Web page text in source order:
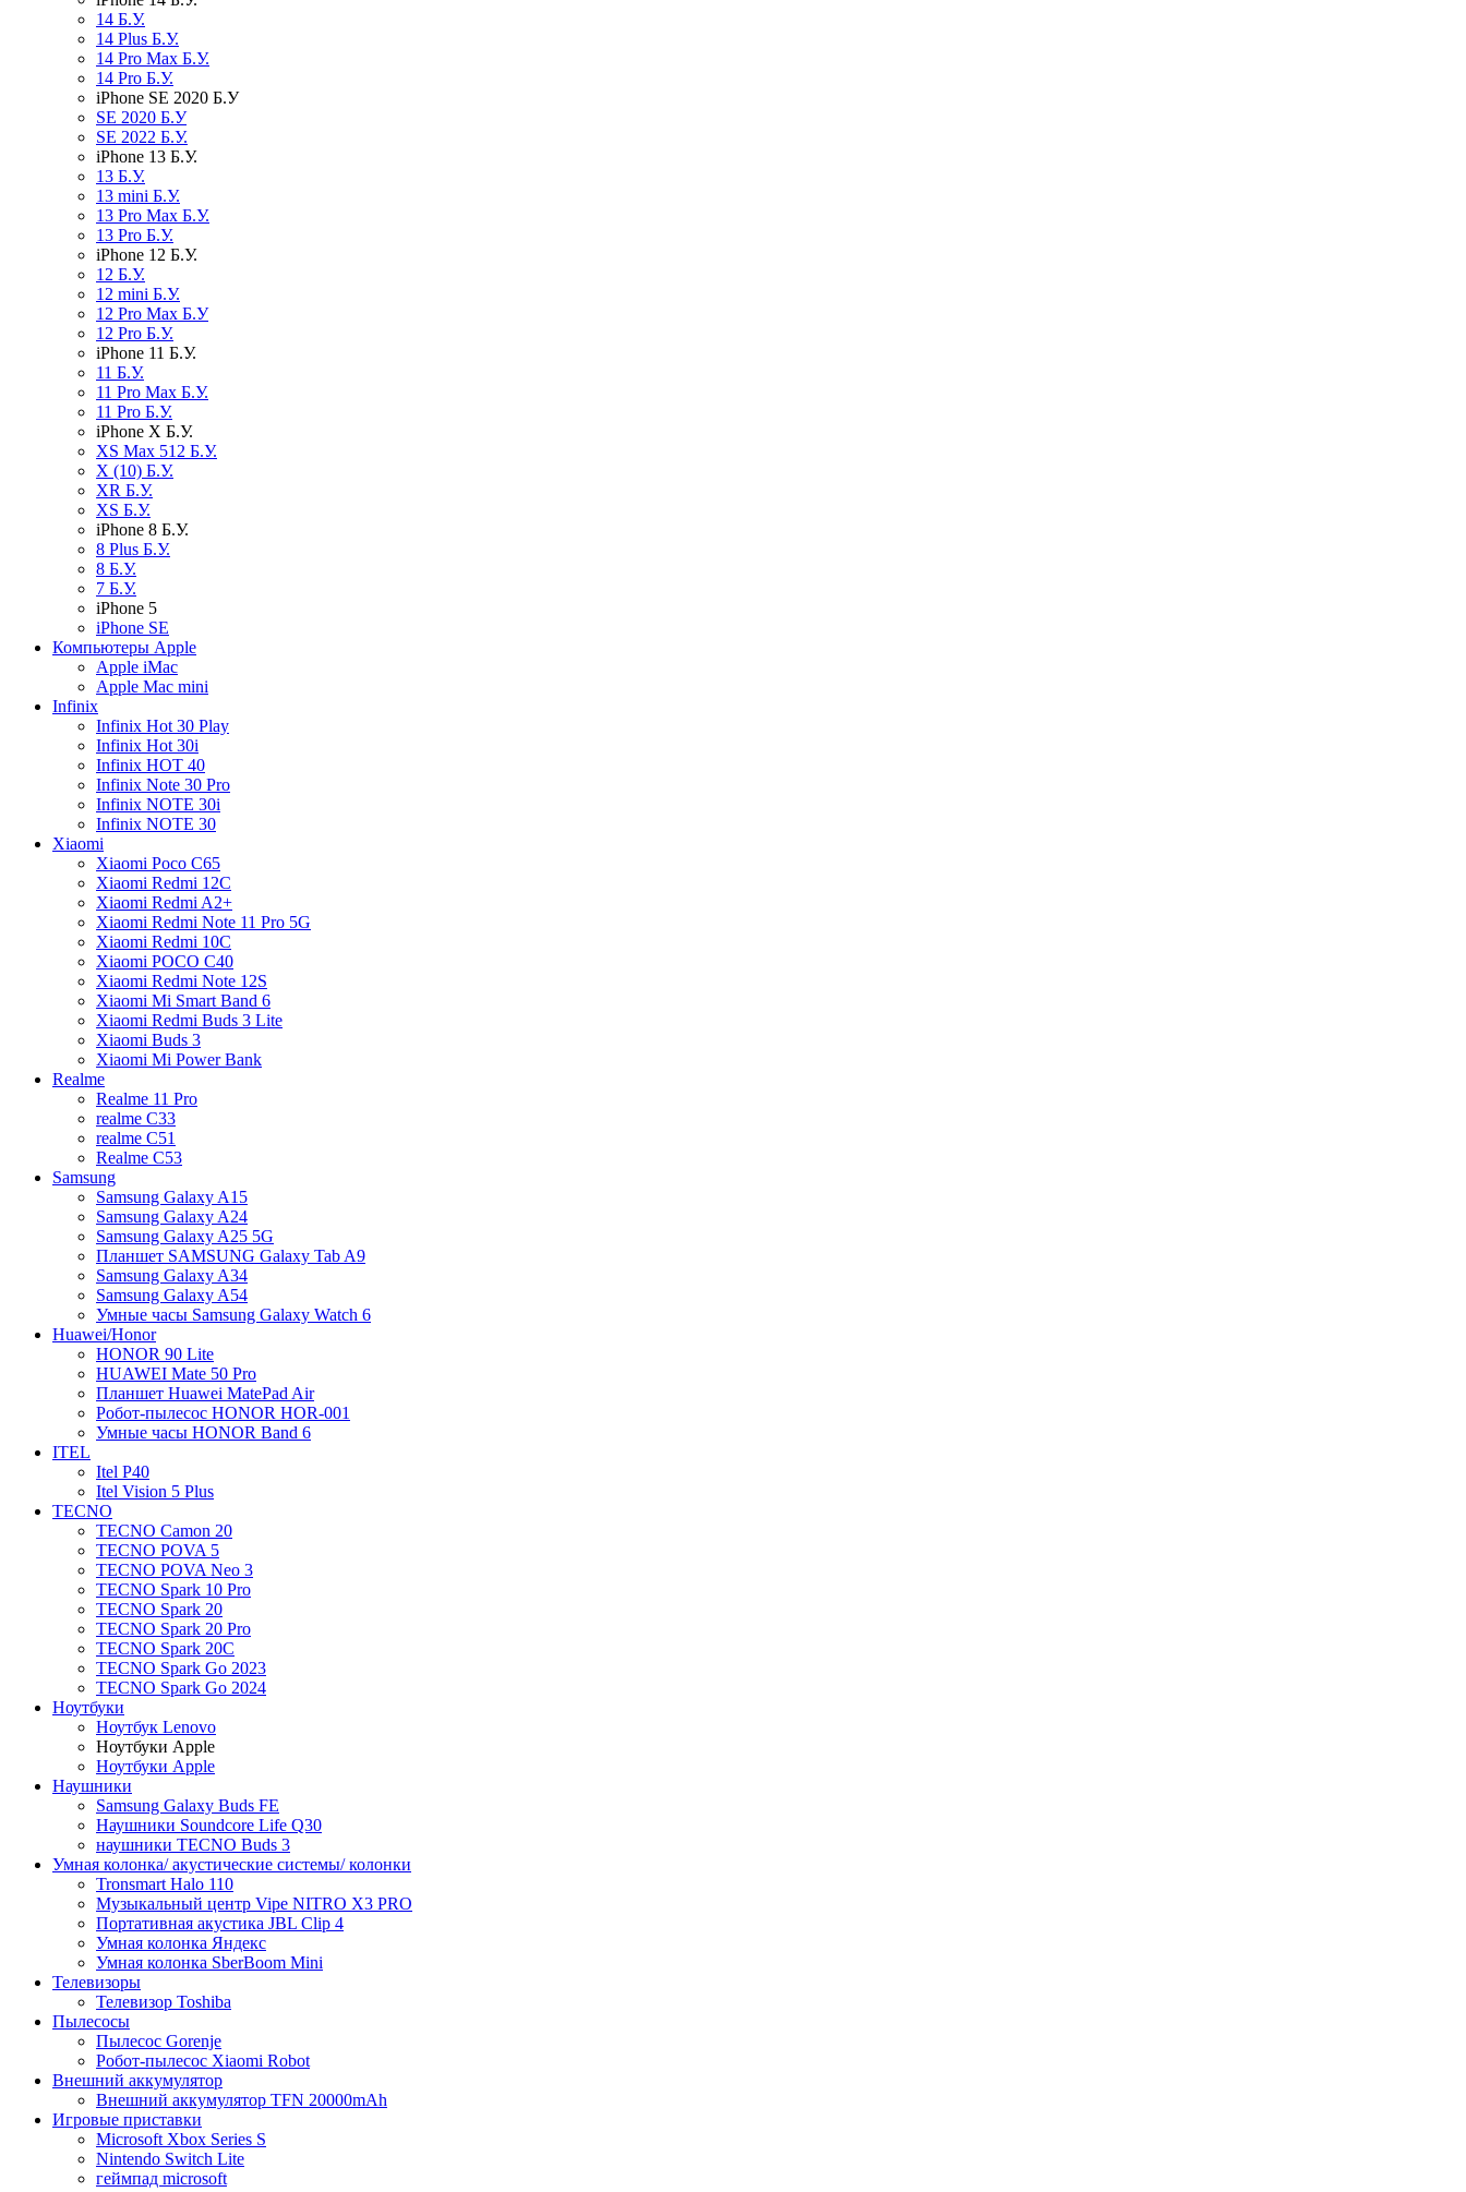
14 Б.У.
14 Plus Б.У.
14 Pro Max Б.У.
14 Pro Б.У.
iPhone SE 2020 Б.У
SE 2020 Б.У
SE 2022 Б.У.
iPhone 13 Б.У.
13 Б.У.
13 mini Б.У.
13 Pro Max Б.У.
13 Pro Б.У.
iPhone 12 Б.У.
12 Б.У.
12 mini Б.У.
12 Pro Max Б.У
12 Pro Б.У.
iPhone 11 Б.У.
11 Б.У.
11 Pro Max Б.У.
11 Pro Б.У.
iPhone X Б.У.
XS Max 512 Б.У.
X (10) Б.У.
XR Б.У.
XS Б.У.
iPhone 8 Б.У.
8 Plus Б.У.
8 Б.У.
7 Б.У.
iPhone 5
iPhone SE
Компьютеры Apple
Apple iMac
Apple Mac mini
Infinix
Infinix Hot 30 Play
Infinix Hot 30i
Infinix HOT 40
Infinix Note 30 Pro
Infinix NOTE 30i
Infinix NOTE 30
Xiaomi
Xiaomi Poco C65
Xiaomi Redmi 12C
Xiaomi Redmi A2+
Xiaomi Redmi Note 11 Pro 5G
Xiaomi Redmi 10C
Xiaomi POCO C40
Xiaomi Redmi Note 12S
Xiaomi Mi Smart Band 6
Xiaomi Redmi Buds 3 Lite
Xiaomi Buds 3
Xiaomi Mi Power Bank
Realme
Realme 11 Pro
realme C33
realme C51
Realme C53
Samsung
Samsung Galaxy A15
Samsung Galaxy A24
Samsung Galaxy A25 5G
Планшет SAMSUNG Galaxy Tab A9
Samsung Galaxy A34
Samsung Galaxy A54
Умные часы Samsung Galaxy Watch 6
Huawei/Honor
HONOR 90 Lite
HUAWEI Mate 50 Pro
Планшет Huawei MatePad Air
Робот-пылесос HONOR HOR-001
Умные часы HONOR Band 6
ITEL
Itel P40
Itel Vision 5 Plus
TECNO
TECNO Camon 20
TECNO POVA 5
TECNO POVA Neo 3
TECNO Spark 10 Pro
TECNO Spark 20
TECNO Spark 20 Pro
TECNO Spark 20C
TECNO Spark Go 2023
TECNO Spark Go 2024
Ноутбуки
Ноутбук Lenovo
Ноутбуки Apple
Ноутбуки Apple
Наушники
Samsung Galaxy Buds FE
Наушники Soundcore Life Q30
наушники TECNO Buds 3
Умная колонка/ акустические системы/ колонки
Tronsmart Halo 110
Музыкальный центр Vipe NITRO X3 PRO
Портативная акустика JBL Clip 4
Умная колонка Яндекс
Умная колонка SberBoom Mini
Телевизоры
Телевизор Toshiba
Пылесосы
Пылесос Gorenje
Робот-пылесос Xiaomi Robot
Внешний аккумулятор
Внешний аккумулятор TFN 20000mAh
Игровые приставки
Microsoft Xbox Series S
Nintendo Switch Lite
геймпад microsoft